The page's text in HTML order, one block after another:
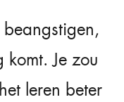
Je zou
leren beter